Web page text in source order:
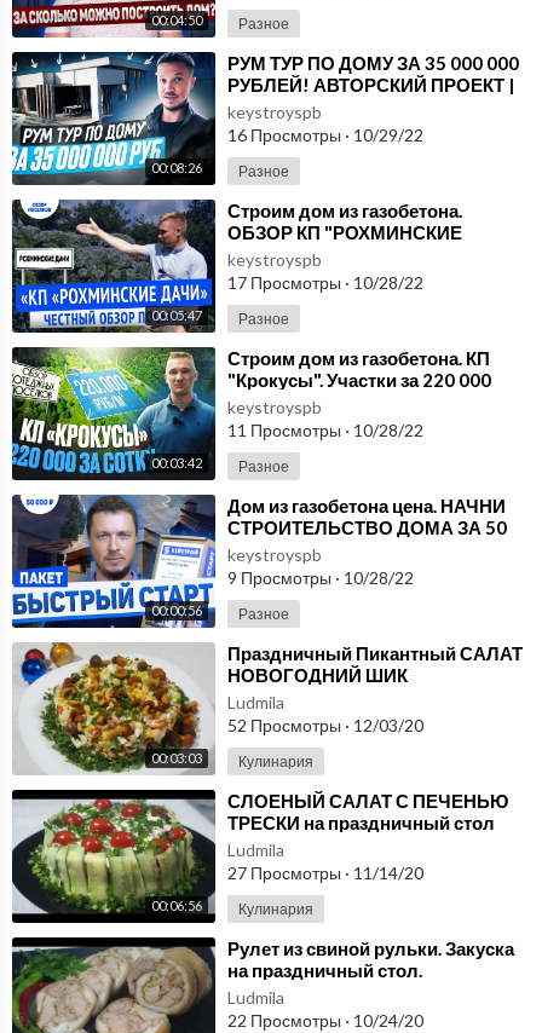
00:04:50 Разное
00:08:26
⁣РУМ ТУР ПО ДОМУ ЗА 35 000 000
РУБЛЕЙ! АВТОРСКИЙ ПРОЕКТ |
Строительство домов из
газобетона
keystroyspb
16 Просмотры · 10/29/22
Разное
00:05:47
⁣Строим дом из газобетона.
ОБЗОР КП "РОХМИНСКИЕ
ДАЧИ".Участки всего по 200 тыс
рублей на се
keystroyspb
17 Просмотры · 10/28/22
Разное
00:03:42
⁣Строим дом из газобетона. КП
"Крокусы". Участки за 220 000
рублей на востоке города | Обзо
keystroyspb
11 Просмотры · 10/28/22
Разное
00:00:56
⁣Дом из газобетона цена. НАЧНИ
СТРОИТЕЛЬСТВО ДОМА ЗА 50
000 РУБЛЕЙ! УНИКАЛЬНЫЙ
НАБОР "БЫСТРЫЙ СТ
keystroyspb
9 Просмотры · 10/28/22
Разное
00:03:03
⁣Праздничный Пикантный САЛАТ
НОВОГОДНИЙ ШИК
Ludmila
52 Просмотры · 12/03/20
Кулинария
00:06:56
⁣СЛОЕНЫЙ САЛАТ С ПЕЧЕНЬЮ
ТРЕСКИ на праздничный стол
Ludmila
27 Просмотры · 11/14/20
Кулинария
⁣Рулет из свиной рульки. Закуска
на праздничный стол.
Ludmila
22 Просмотры · 10/24/20